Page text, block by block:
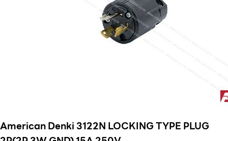
American Denki 3122N LOCKING TYPE PLUG